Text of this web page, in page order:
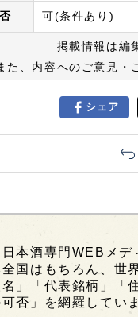
可(条件あり)
掲載情報は編
た、内容へのご意見・
シェア
日本酒専門WEBメ
国はもちろん、世
」「代表銘柄」「
否」を網羅してい